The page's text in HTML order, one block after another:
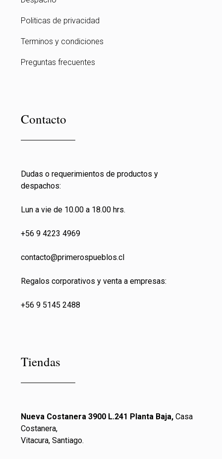
Politicas de privacidad
Terminos y condiciones
Preguntas frecuentes
Contacto
Dudas o requerimientos de productos y
despachos:
Lun a vie de 10.00 a 18.00 hrs.
+56 9 4223 4969
contacto@primerospueblos.cl
Regalos corporativos y venta a empresas:
+56 9 5145 2488
Tiendas
Nueva Costanera 3900 L.241 Planta Baja, Casa
Costanera,
Vitacura, Santiago.